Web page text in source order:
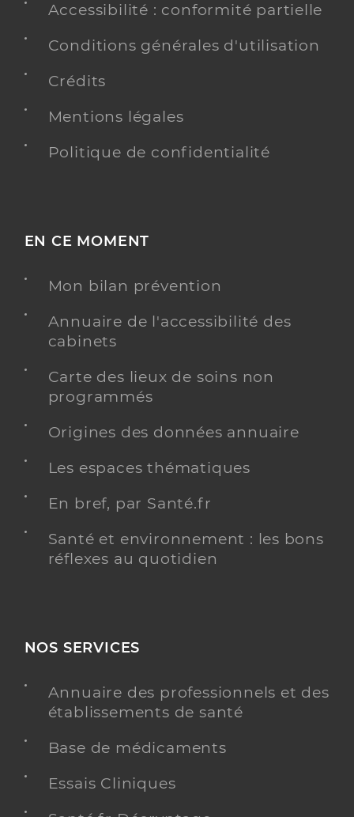
Accessibilité : conformité partielle
Conditions générales d'utilisation
Crédits
Mentions légales
Politique de confidentialité
EN CE MOMENT
Mon bilan prévention
Annuaire de l'accessibilité des
cabinets
Carte des lieux de soins non
programmés
Origines des données annuaire
Les espaces thématiques
En bref, par Santé.fr
Santé et environnement : les bons
réflexes au quotidien
NOS SERVICES
Annuaire des professionnels et des
établissements de santé
Base de médicaments
Essais Cliniques